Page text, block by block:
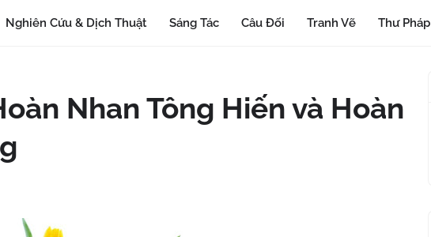
Nghiên Cứu & Dịch Thuật Sáng Tác Câu Đối Tranh Vẽ Thư Pháp
Nhan Tông Hiến và Hoàn